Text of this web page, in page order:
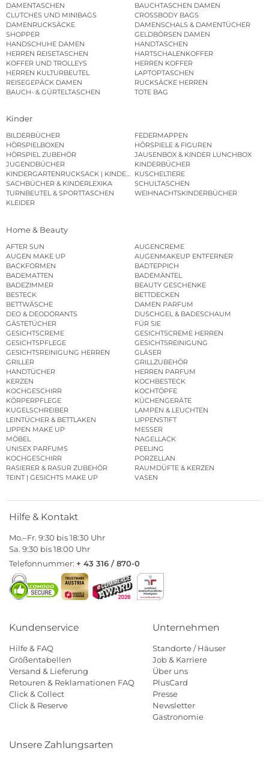
DAMENTASCHEN
BAUCHTASCHEN DAMEN
CLUTCHES UND MINIBAGS
CROSSBODY BAGS
DAMENRUCKSÄCKE
DAMENSCHALS & DAMENTÜCHER
SHOPPER
GELDBÖRSEN DAMEN
HANDSCHUHE DAMEN
HANDTASCHEN
HERREN REISETASCHEN
HARTSCHALENKOFFER
KOFFER UND TROLLEYS
HERREN KOFFER
HERREN KULTURBEUTEL
LAPTOPTASCHEN
REISEGEPÄCK DAMEN
RUCKSÄCKE HERREN
BAUCH- & GÜRTELTASCHEN
TOTE BAG
Kinder
BILDERBÜCHER
FEDERMAPPEN
HÖRSPIELBOXEN
HÖRSPIELE & FIGUREN
HÖRSPIEL ZUBEHÖR
JAUSENBOX & KINDER LUNCHBOX
JUGENDBÜCHER
KINDERBÜCHER
KINDERGARTENRUCKSACK | KINDERGARTENBEUTEL
KUSCHELTIERE
SACHBÜCHER & KINDERLEXIKA
SCHULTASCHEN
TURNBEUTEL & SPORTTASCHEN
WEIHNACHTSKINDERBÜCHER
KLEIDER
Home & Beauty
AFTER SUN
AUGENCREME
AUGEN MAKE UP
AUGENMAKEUP ENTFERNER
BACKFORMEN
BADTEPPICH
BADEMATTEN
BADEMÄNTEL
BADEZIMMER
BEAUTY GESCHENKE
BESTECK
BETTDECKEN
BETTWÄSCHE
DAMEN PARFUM
DEO & DEODORANTS
DUSCHGEL & BADESCHAUM
GÄSTETÜCHER
FÜR SIE
GESICHTSCREME
GESICHTSCREME HERREN
GESICHTSPFLEGE
GESICHTSREINIGUNG
GESICHTSREINIGUNG HERREN
GLÄSER
GRILLER
GRILLZUBEHÖR
HANDTÜCHER
HERREN PARFUM
KERZEN
KOCHBESTECK
KOCHGESCHIRR
KOCHTÖPFE
KÖRPERPFLEGE
KÜCHENGERÄTE
KUGELSCHREIBER
LAMPEN & LEUCHTEN
LEINTÜCHER & BETTLAKEN
LIPPENSTIFT
LIPPEN MAKE UP
MESSER
MÖBEL
NAGELLACK
UNISEX PARFUMS
PEELING
KOCHGESCHIRR
PORZELLAN
RASIERER & RASUR ZUBEHÖR
RAUMDÜFTE & KERZEN
TEINT | GESICHTS MAKE UP
VASEN
Hilfe & Kontakt
Mo.–Fr. 9:30 bis 18:30 Uhr
Sa. 9:30 bis 18:00 Uhr
Telefonnummer: + 43 316 / 870-0
Kundenservice
Hilfe & FAQ
Größentabellen
Versand & Lieferung
Retouren & Reklamationen FAQ
Click & Collect
Click & Reserve
Unternehmen
Standorte / Häuser
Job & Karriere
Über uns
PlusCard
Presse
Newsletter
Gastronomie
Unsere Zahlungsarten